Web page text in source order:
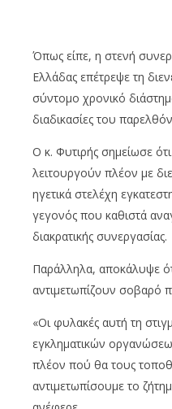
Όπως είπε, η στενή
Ελλάδας επέτρεψε τη
σύντομο χρονικό
διαδικασίες του
Ο κ. Φυτιρής σημείωσε
λειτουργούν πλέον με
ηγετικά στελέχη
γεγονός που καθιστά
διακρατικής συνεργασίας.
Παράλληλα, αποκάλυψε
αντιμετωπίζουν σοβαρό
«Οι φυλακές αυτή τη
εγκληματικών
πλέον πού θα τους
αντιμετωπίσουμε το